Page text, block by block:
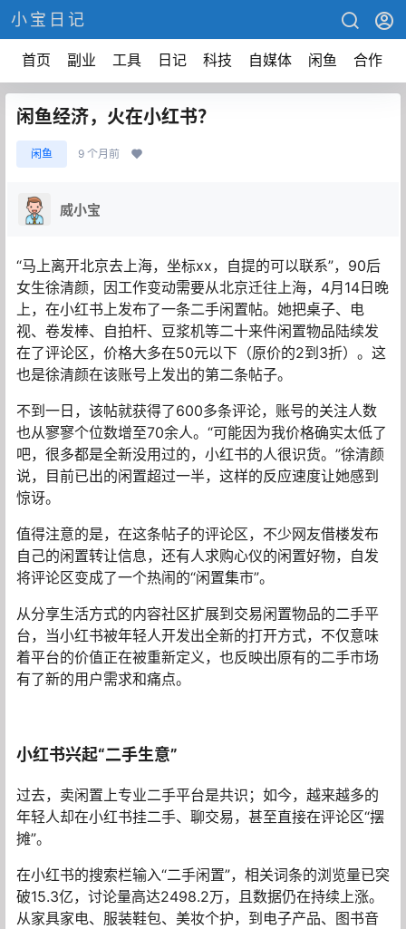
小宝日记
首页 副业 工具 日记 科技 自媒体 闲鱼 合作
闲鱼经济，火在小红书？
闲鱼 9 个月前
威小宝
“马上离开北京去上海，坐标xx，自提的可以联系”，90后
女生徐清颜，因工作变动需要从北京迁往上海，4月14日晚
上，在小红书上发布了一条二手闲置帖。她把桌子、电
视、卷发棒、自拍杆、豆浆机等二十来件闲置物品陆续发
在了评论区，价格大多在50元以下（原价的2到3折）。这
也是徐清颜在该账号上发出的第二条帖子。
不到一日，该帖就获得了600多条评论，账号的关注人数
也从寥寥个位数增至70余人。“可能因为我价格确实太低了
吧，很多都是全新没用过的，小红书的人很识货。”徐清颜
说，目前已出的闲置超过一半，这样的反应速度让她感到
惊讶。
值得注意的是，在这条帖子的评论区，不少网友借楼发布
自己的闲置转让信息，还有人求购心仪的闲置好物，自发
将评论区变成了一个热闹的“闲置集市”。
从分享生活方式的内容社区扩展到交易闲置物品的二手平
台，当小红书被年轻人开发出全新的打开方式，不仅意味
着平台的价值正在被重新定义，也反映出原有的二手市场
有了新的用户需求和痛点。
小红书兴起“二手生意”
过去，卖闲置上专业二手平台是共识；如今，越来越多的
年轻人却在小红书挂二手、聊交易，甚至直接在评论区“摆
摊”。
在小红书的搜索栏输入“二手闲置”，相关词条的浏览量已突
破15.3亿，讨论量高达2498.2万，且数据仍在持续上涨。
从家具家电、服装鞋包、美妆个护，到电子产品、图书音